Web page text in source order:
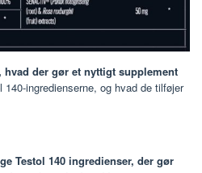
der gør et nyttigt supplement
ingredienserne, og hvad de tilføjer
Testol 140 ingredienser, der gør